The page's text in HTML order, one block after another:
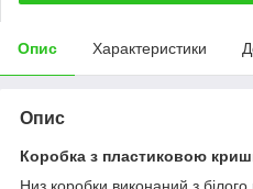
Опис Характеристики
Опис
Коробка з пластиковою
Низ коробки виконаний з